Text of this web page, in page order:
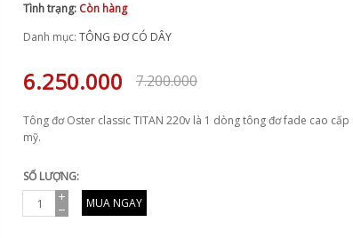
Tình trạng: Còn hàng
Danh mục: TÔNG ĐƠ CÓ DÂY
7.200.000
6.250.000
Tông đơ Oster classic TITAN 220v là 1 dòng tông đơ fade cao
mỹ.
SỐ LƯỢNG:
MUA NGAY